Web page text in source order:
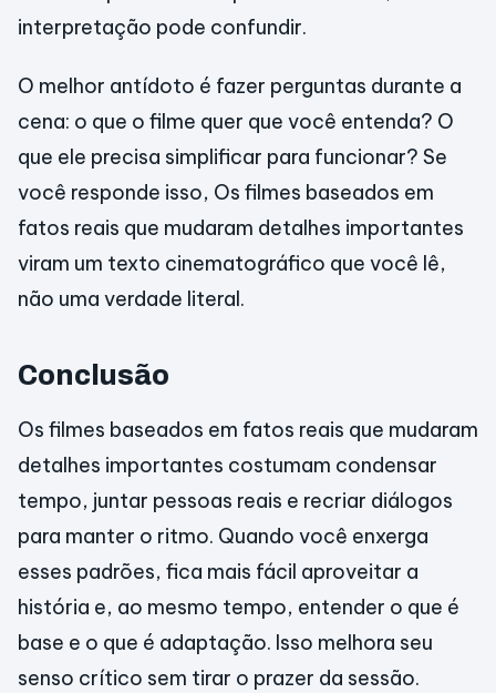
interpretação pode confundir.
O melhor antídoto é fazer perguntas durante a
cena: o que o filme quer que você entenda? O
que ele precisa simplificar para funcionar? Se
você responde isso, Os filmes baseados em
fatos reais que mudaram detalhes importantes
viram um texto cinematográfico que você lê,
não uma verdade literal.
Conclusão
Os filmes baseados em fatos reais que mudaram
detalhes importantes costumam condensar
tempo, juntar pessoas reais e recriar diálogos
para manter o ritmo. Quando você enxerga
esses padrões, fica mais fácil aproveitar a
história e, ao mesmo tempo, entender o que é
base e o que é adaptação. Isso melhora seu
senso crítico sem tirar o prazer da sessão.